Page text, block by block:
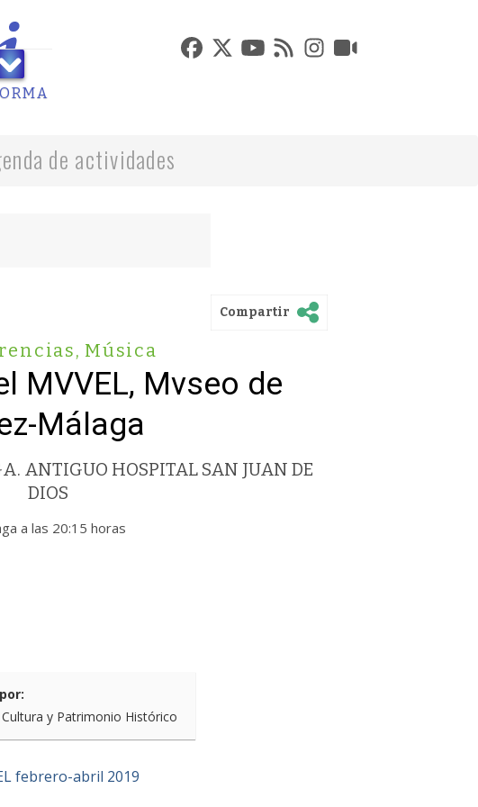
de actividades
Compartir
, Música
MVVEL, Mvseo de
Málaga
ANTIGUO HOSPITAL SAN JUAN DE
DIOS
a las 20:15 horas
y Patrimonio Histórico
febrero-abril 2019